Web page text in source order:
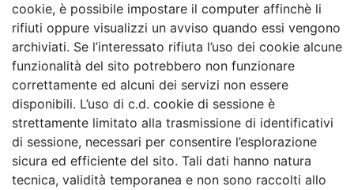
cookie, è possibile impostare il computer affinchè li
rifiuti oppure visualizzi un avviso quando essi vengono
archiviati. Se l’interessato rifiuta l’uso dei cookie alcune
funzionalità del sito potrebbero non funzionare
correttamente ed alcuni dei servizi non essere
disponibili. L’uso di c.d. cookie di sessione è
strettamente limitato alla trasmissione di identificativi
di sessione, necessari per consentire l’esplorazione
sicura ed efficiente del sito. Tali dati hanno natura
tecnica, validità temporanea e non sono raccolti allo